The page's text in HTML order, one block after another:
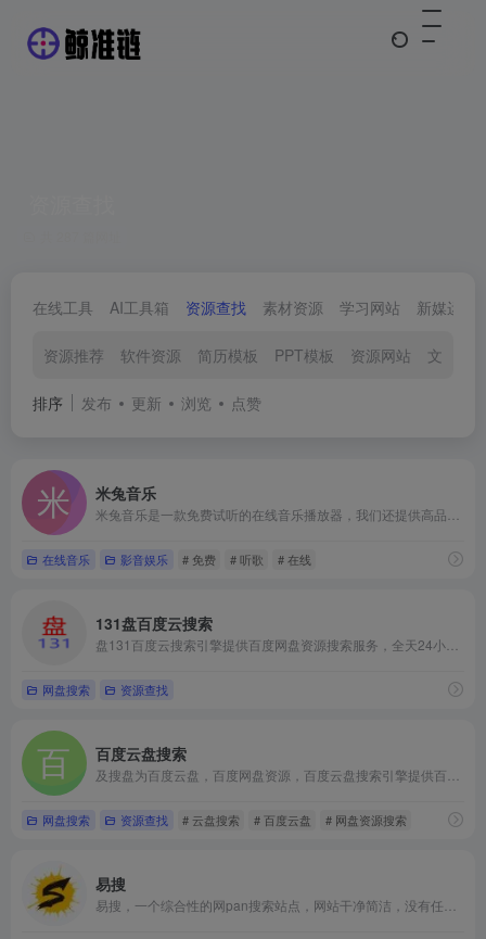
在线工具 AI工具箱 资源查找 素材资源 学习网站 新媒运营
资源推荐 软件资源 简历模板 PPT模板 资源网站 文档模
排序 发布 更新 浏览 点赞
米兔音乐
在线音乐 影音娱乐 # 免费 # 听歌 # 在线
131盘百度云搜索
网盘搜索 资源查找
百度云盘搜索
网盘搜索 资源查找 # 云盘搜索 # 百度云盘 # 网盘资源搜索
易搜